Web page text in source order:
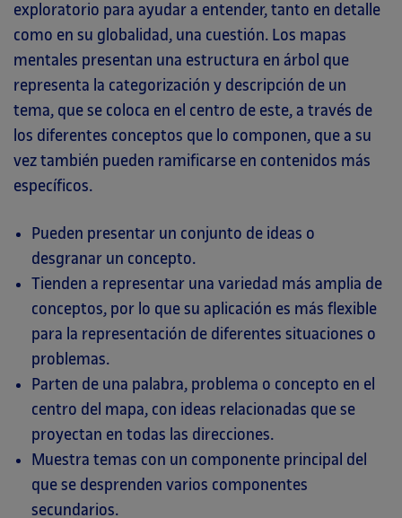
exploratorio para ayudar a entender, tanto en detalle
como en su globalidad, una cuestión. Los mapas
mentales presentan una estructura en árbol que
representa la categorización y descripción de un
tema, que se coloca en el centro de este, a través de
los diferentes conceptos que lo componen, que a su
vez también pueden ramificarse en contenidos más
específicos.
Pueden presentar un conjunto de ideas o
desgranar un concepto.
Tienden a representar una variedad más amplia de
conceptos, por lo que su aplicación es más flexible
para la representación de diferentes situaciones o
problemas.
Parten de una palabra, problema o concepto en el
centro del mapa, con ideas relacionadas que se
proyectan en todas las direcciones.
Muestra temas con un componente principal del
que se desprenden varios componentes
secundarios.